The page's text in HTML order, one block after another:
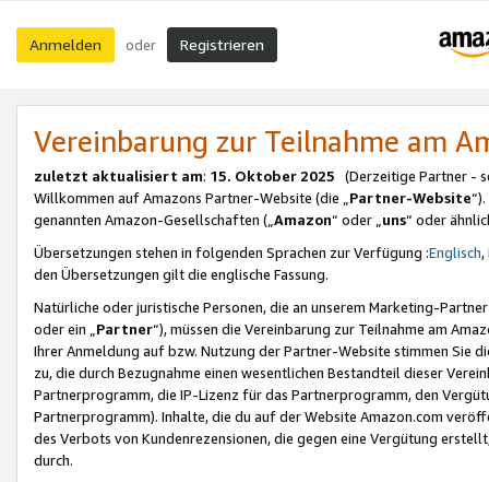
Anmelden oder Registrieren
Vereinbarung zur Teilnahme am
zuletzt aktualisiert am: 15. Oktober 2025 (Derzeitige Partner -
Willkommen auf Amazons Partner-Website (die „Partner-Website
genannten Amazon-Gesellschaften („Amazon“ oder „uns“ oder
Übersetzungen stehen in folgenden Sprachen zur Verfügung :Englisch,
den Übersetzungen gilt die englische Fassung.
Natürliche oder juristische Personen, die an unserem Marketing-
oder ein „Partner“), müssen die Vereinbarung zur Teilnahme am
Ihrer Anmeldung auf bzw. Nutzung der Partner-Website stimmen Sie
zu, die durch Bezugnahme einen wesentlichen Bestandteil dieser
Partnerprogramm, die IP-Lizenz für das Partnerprogramm, den
Partnerprogramm). Inhalte, die du auf der Website Amazon.com
des Verbots von Kundenrezensionen, die gegen eine Vergütung
durch.